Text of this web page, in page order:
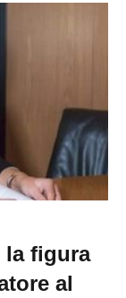
la figura
al